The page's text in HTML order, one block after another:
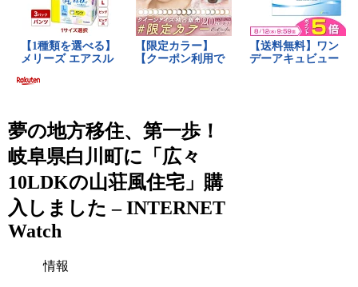
夢の地方移住、第一歩！
岐阜県白川町に「広々
10LDKの山荘風住宅」購
入しました – INTERNET
Watch
情報